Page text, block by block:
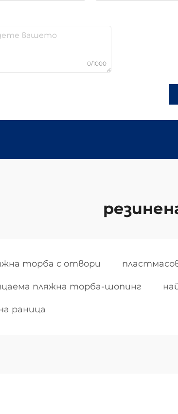
0/1000
торба с отвори
пляжна торба-шопинг
раница